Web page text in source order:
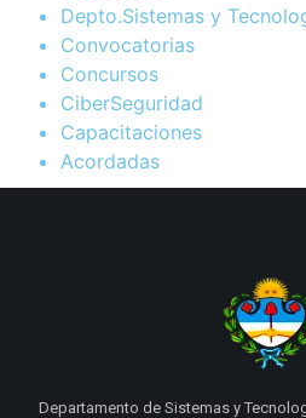
Depto.Sistemas y
Convocatorias
Concursos
CiberSeguridad
Capacitaciones
Acordadas
Departamento de Sistemas y